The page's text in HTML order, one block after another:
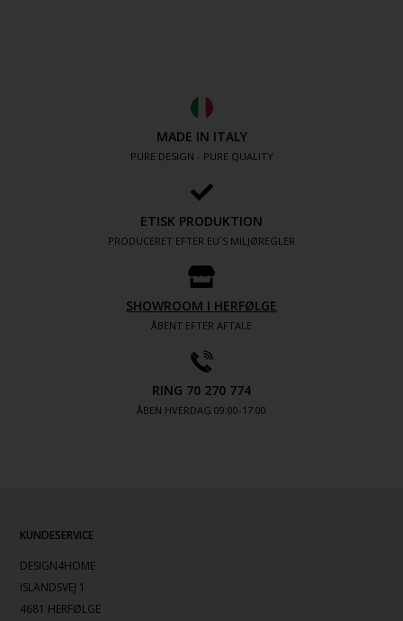
MADE IN ITALY
PURE DESIGN - PURE QUALITY
ETISK PRODUKTION
PRODUCERET EFTER EU´S MILJØREGLER
SHOWROOM I HERFØLGE
ÅBENT EFTER AFTALE
RING 70 270 774
ÅBEN HVERDAG 09:00-17.00
KUNDESERVICE
DESIGN4HOME
ISLANDSVEJ 1
4681 HERFØLGE